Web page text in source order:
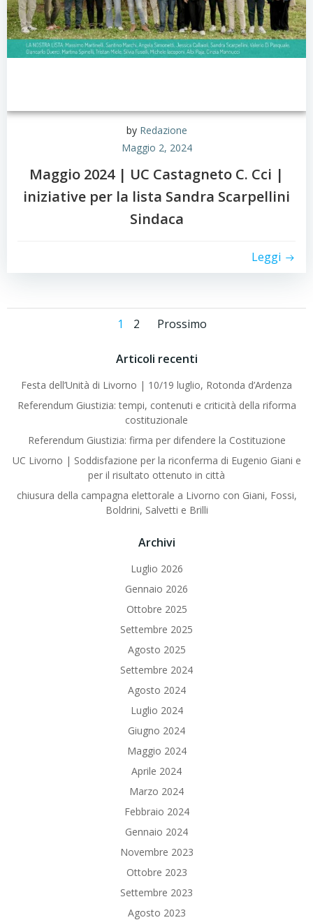
by Redazione
Maggio 2, 2024
Maggio 2024 | UC Castagneto C. Cci |
iniziative per la lista Sandra Scarpellini
Sindaca
Leggi
Posts
navigation
Page
1 Page
2
Posts
navigation
Prossimo
Articoli recenti
Festa dell’Unità di Livorno | 10/19 luglio, Rotonda d’Ardenza
Referendum Giustizia: tempi, contenuti e criticità della riforma
costituzionale
Referendum Giustizia: firma per difendere la Costituzione
UC Livorno | Soddisfazione per la riconferma di Eugenio Giani e
per il risultato ottenuto in città
chiusura della campagna elettorale a Livorno con Giani, Fossi,
Boldrini, Salvetti e Brilli
Archivi
Luglio 2026
Gennaio 2026
Ottobre 2025
Settembre 2025
Agosto 2025
Settembre 2024
Agosto 2024
Luglio 2024
Giugno 2024
Maggio 2024
Aprile 2024
Marzo 2024
Febbraio 2024
Gennaio 2024
Novembre 2023
Ottobre 2023
Settembre 2023
Agosto 2023